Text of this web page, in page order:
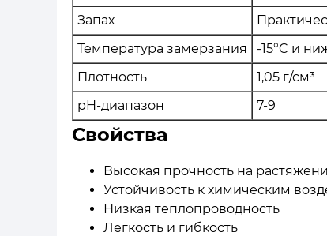
Запах
Температура замерзания
-15°C и
Плотность
1,05 г/см³
pH-диапазон
7-9
Свойства
Высокая прочность на
Устойчивость к химическим
Низкая теплопроводность
Легкость и гибкость